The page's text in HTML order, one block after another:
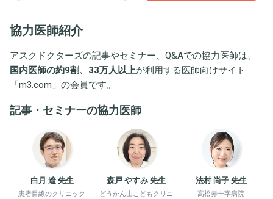
協力医師紹介
アスクドクターズの記事やセミナー、Q&Aでの協力医師は、
国内医師の約9割、33万人以上が利用する医師向けサイト
「m3.com 」の会員です。
記事・セミナーの協力医師
白月 遼 先生
患者目線のクリニック
森戸 やすみ 先生
どうかん山こどもクリニ
法村 尚子 先生
高松赤十字病院